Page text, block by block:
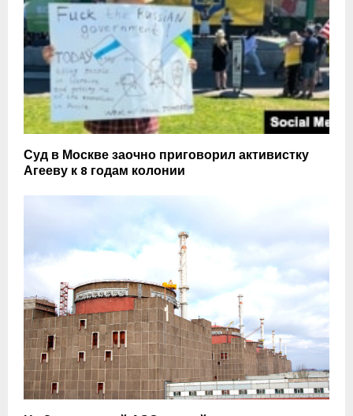
Суд в Москве заочно приговорил активистку
Агееву к 8 годам колонии